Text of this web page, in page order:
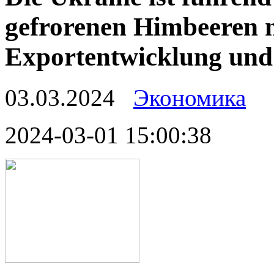
gefrorenen Himbeeren
Exportentwicklung
03.03.2024
Экономика
2024-03-01 15:00:38